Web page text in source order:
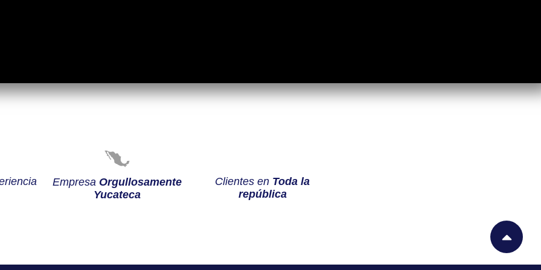
Empresa Orgullosamente
Yucateca
Clientes en Toda la
república